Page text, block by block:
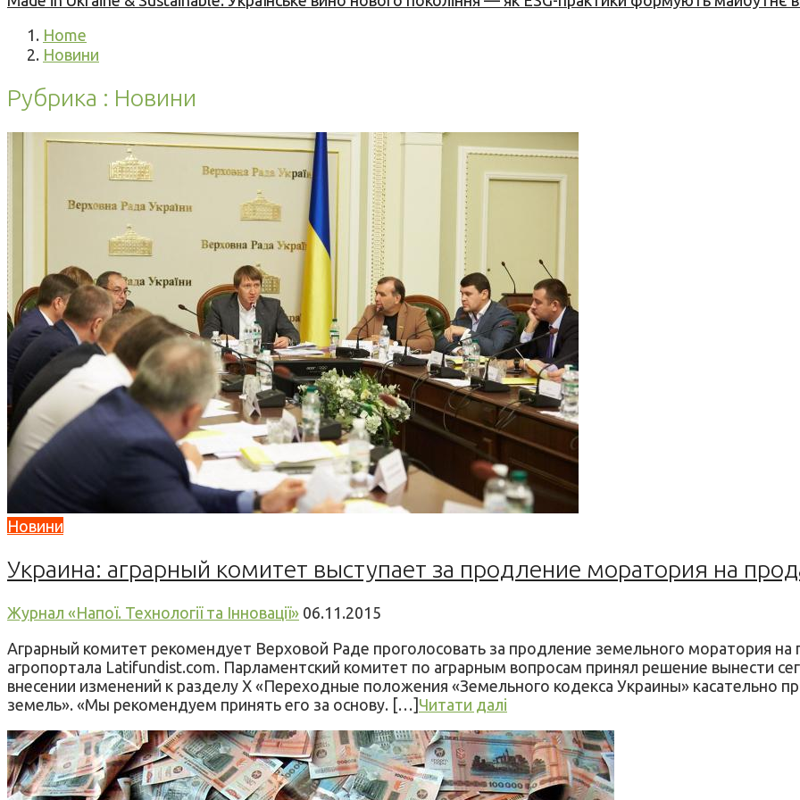
Home
Новини
Рубрика : Новини
Новини
Украина: аграрный комитет выступает за продление моратория на
Журнал «Напої. Технології та Інновації» 06.11.2015
Аграрный комитет рекомендует Верховой Раде проголосовать за продление земельного моратория на
агропортала Latifundist.com. Парламентский комитет по аграрным вопросам принял решение вынести
внесении изменений к разделу Х «Переходные положения «Земельного кодекса Украины» касательно
земель». «Мы рекомендуем принять его за основу. […] Читати далі